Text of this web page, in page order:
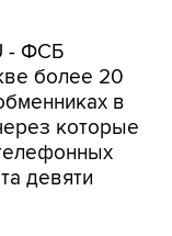
- ФСБ
более 20
в
которые
девяти